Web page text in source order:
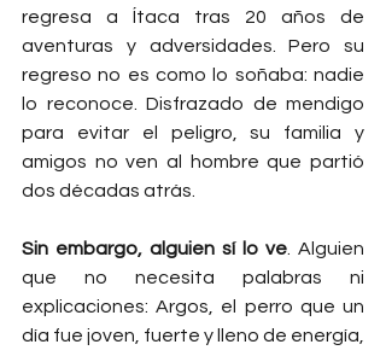
regresa a Ítaca tras 20 años de
aventuras y adversidades. Pero su
regreso no es como lo soñaba: nadie
lo reconoce. Disfrazado de mendigo
para evitar el peligro, su familia y
amigos no ven al hombre que partió
dos décadas atrás.
Sin embargo, alguien sí lo ve . Alguien
que no necesita palabras ni
explicaciones: Argos, el perro que un
día fue joven, fuerte y lleno de energía,